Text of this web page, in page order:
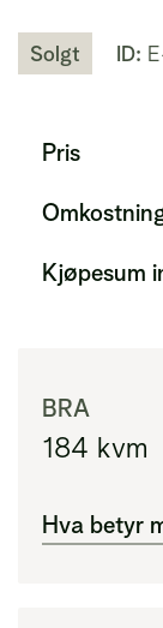
Solgt ID:
Pris
Kjøpesum
BRA
184 kvm
Hva betyr